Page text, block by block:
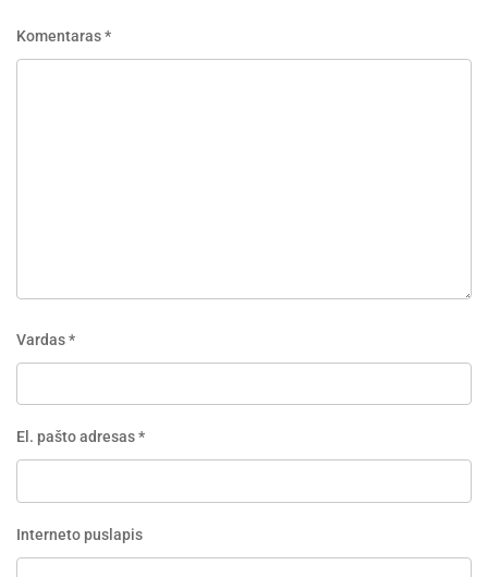
Komentaras*
Vardas*
El. pašto adresas*
Interneto puslapis